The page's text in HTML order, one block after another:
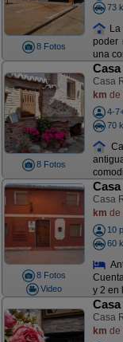
8 Fotos
73
La
poder
una
8 Fotos
Casa
km de
4-
70
8 Fotos
Video
Casa
km de
10
60
y 2 en
Casa
km de